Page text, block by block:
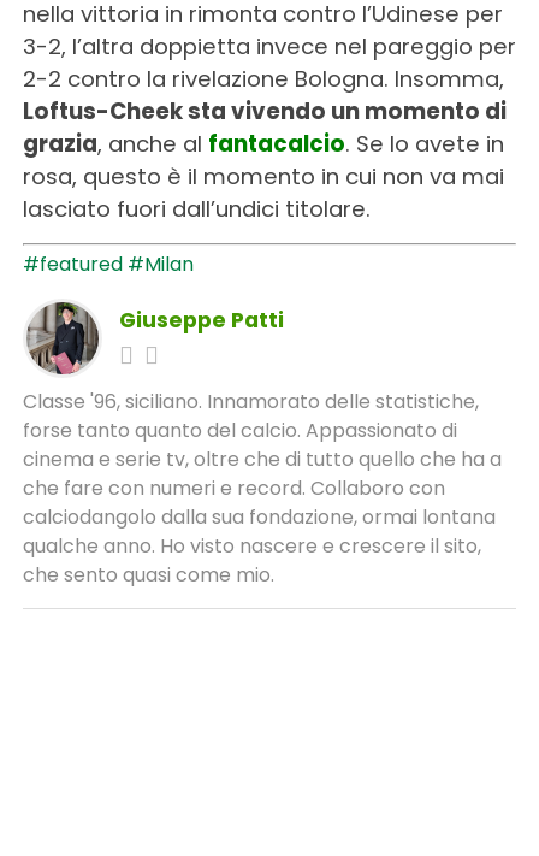
nella vittoria in rimonta contro l’Udinese per
3-2, l’altra doppietta invece nel pareggio per
2-2 contro la rivelazione Bologna. Insomma,
Loftus-Cheek sta vivendo un momento di
grazia, anche al fantacalcio. Se lo avete in
rosa, questo è il momento in cui non va mai
lasciato fuori dall’undici titolare.
#featured #Milan
Giuseppe Patti
Classe '96, siciliano. Innamorato delle statistiche,
forse tanto quanto del calcio. Appassionato di
cinema e serie tv, oltre che di tutto quello che ha a
che fare con numeri e record. Collaboro con
calciodangolo dalla sua fondazione, ormai lontana
qualche anno. Ho visto nascere e crescere il sito,
che sento quasi come mio.